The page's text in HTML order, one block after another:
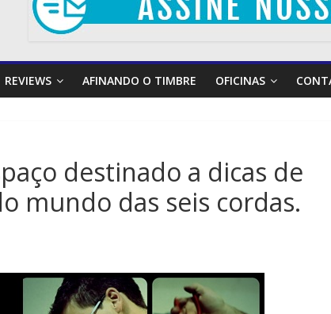
REVIEWS AFINANDO O TIMBRE OFICINAS
destinado a dicas de
mundo das seis cordas.